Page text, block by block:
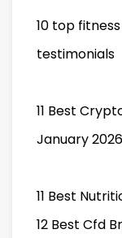
10 top
testimonials
11 Best
January 2026
11 Best
12 Best Cfd